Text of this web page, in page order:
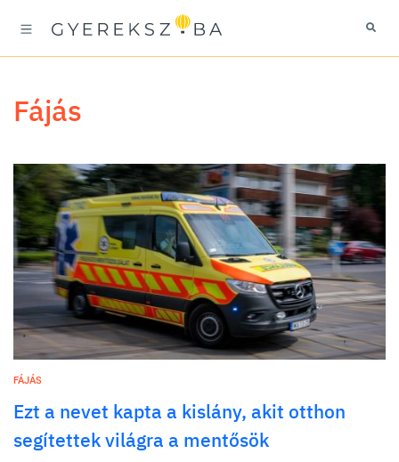
fájás
FÁJÁS
Ezt a nevet kapta a kislány, akit otthon
segítettek világra a mentősök